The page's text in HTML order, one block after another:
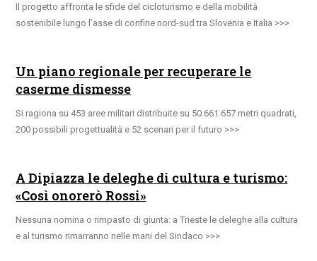
Il progetto affronta le sfide del cicloturismo e della mobilità
sostenibile lungo l’asse di confine nord-sud tra Slovenia e Italia
Un piano regionale per recuperare le
caserme dismesse
Si ragiona su 453 aree militari distribuite su 50.661.657 metri quadrati,
200 possibili progettualità e 52 scenari per il futuro
A Dipiazza le deleghe di cultura e turismo:
«Così onorerò Rossi»
Nessuna nomina o rimpasto di giunta: a Trieste le deleghe alla cultura
e al turismo rimarranno nelle mani del Sindaco